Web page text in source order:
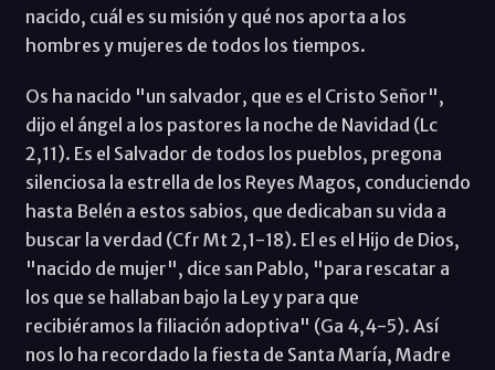
nacido, cuál es su misión y qué nos aporta a los
hombres y mujeres de todos los tiempos.
Os ha nacido "un salvador, que es el Cristo Señor",
dijo el ángel a los pastores la noche de Navidad (Lc
2,11). Es el Salvador de todos los pueblos, pregona
silenciosa la estrella de los Reyes Magos, conduciendo
hasta Belén a estos sabios, que dedicaban su vida a
buscar la verdad (Cfr Mt 2,1-18). El es el Hijo de Dios,
"nacido de mujer", dice san Pablo, "para rescatar a
los que se hallaban bajo la Ley y para que
recibiéramos la filiación adoptiva" (Ga 4,4-5). Así
nos lo ha recordado la fiesta de Santa María, Madre